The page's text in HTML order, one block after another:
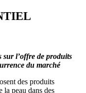
sur l’offre de produits
du marché
des produits
la peau dans des